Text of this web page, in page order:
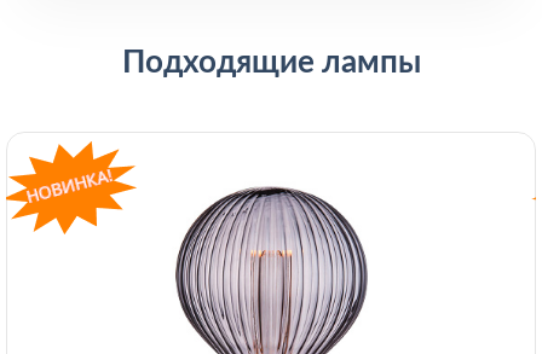
Подходящие лампы